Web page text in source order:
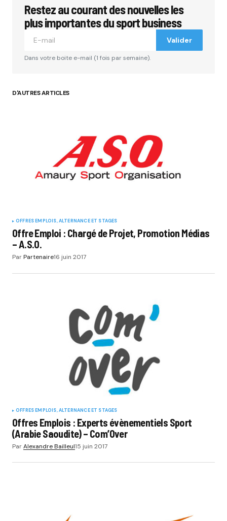
Restez au courant des nouvelles les
plus importantes du sport business
Valider
Dans votre boite e-mail (1 fois par semaine).
D'AUTRES ARTICLES
OFFRES EMPLOIS, ALTERNANCE ET STAGES
Offre Emploi : Chargé de Projet, Promotion Médias
– A.S.O.
ParPartenaire16 juin 2017
OFFRES EMPLOIS, ALTERNANCE ET STAGES
Offres Emplois : Experts évènementiels Sport
(Arabie Saoudite) – Com’Over
ParAlexandre Bailleul15 juin 2017